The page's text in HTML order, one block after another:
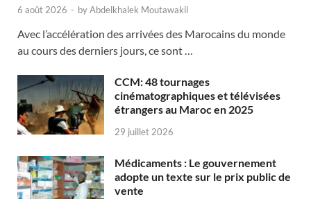
6 août 2026 - byAbdelkhalek Moutawakil
Avec l’accélération des arrivées des Marocains du monde
au cours des derniers jours, ce sont …
CCM: 48 tournages
cinématographiques et télévisées
étrangers au Maroc en 2025
29 juillet 2026
Médicaments : Le gouvernement
adopte un texte sur le prix public de
vente